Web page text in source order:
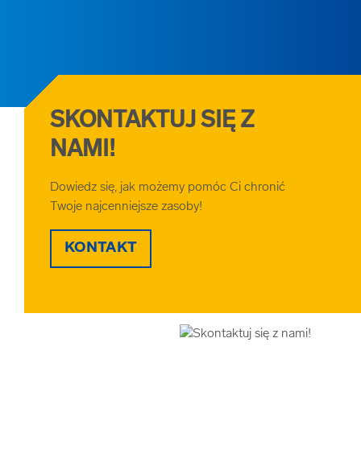
SKONTAKTUJ SIĘ Z
NAMI!
Dowiedz się, jak możemy pomóc Ci chronić
Twoje najcenniejsze zasoby!
KONTAKT